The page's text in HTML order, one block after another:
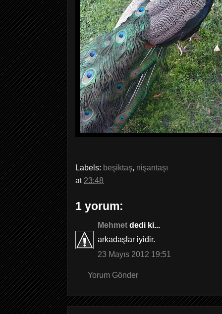
Labels: beşiktaş nişantaşı
at 23:48
1 yorum:
Mehmet dedi ki...
arkadaşlar iyidir.
23 Mayıs 2012 19:51
Yorum Gönder